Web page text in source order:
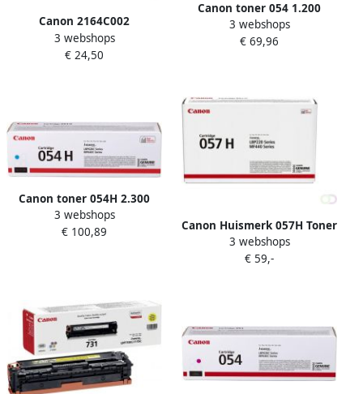
Canon 2164C002
tonercartridge 1 stuk(s)
Origineel Zwart (2164C002)
3 webshops
€ 24,50
Canon toner 054 1.200
pagina&apos;s OEM
3023C002 cyaan
3 webshops
€ 69,96
Canon toner 054H 2.300
pagina&apos;s OEM
3027C002 cyaan
3 webshops
€ 100,89
Canon Huismerk 057H Toner
Zwart Hoge Capaciteit
3 webshops
€ 59,-